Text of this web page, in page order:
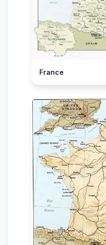
France